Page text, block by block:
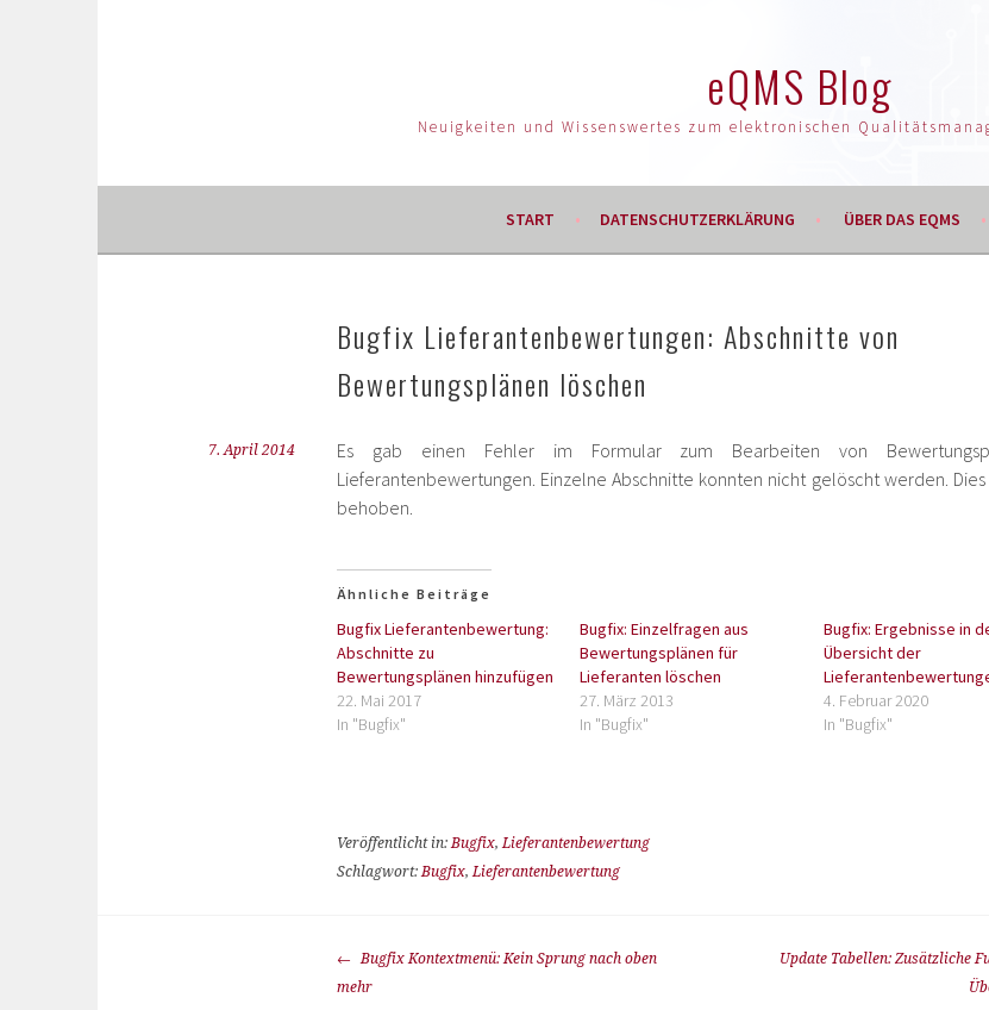
eQMS Blog
Neuigkeiten und Wissenswertes zum elektronischen
START DATENSCHUTZERKLÄRUNG ÜBER DAS EQMS
Bugfix Lieferantenbewertungen: Abschnitte von
Bewertungsplänen löschen
7. April 2014
Es gab einen Fehler im Formular zum Bearbeiten von
Lieferantenbewertungen. Einzelne Abschnitte konnten nicht gelöscht werden.
behoben.
Ähnliche Beiträge
Bugfix Lieferantenbewertung:
Abschnitte zu
Bewertungsplänen hinzufügen
22. Mai 2017
In "Bugfix"
Bugfix: Einzelfragen aus
Bewertungsplänen für
Lieferanten löschen
27. März 2013
In "Bugfix"
Bugfix: Ergebnisse in
Übersicht der
4. Februar 2020
In "Bugfix"
Veröffentlicht in:Bugfix,Lieferantenbewertung
Schlagwort:Bugfix,Lieferantenbewertung
Bugfix Kontextmenü: Kein Sprung nach oben
mehr
Update Tabellen: Zusätzliche